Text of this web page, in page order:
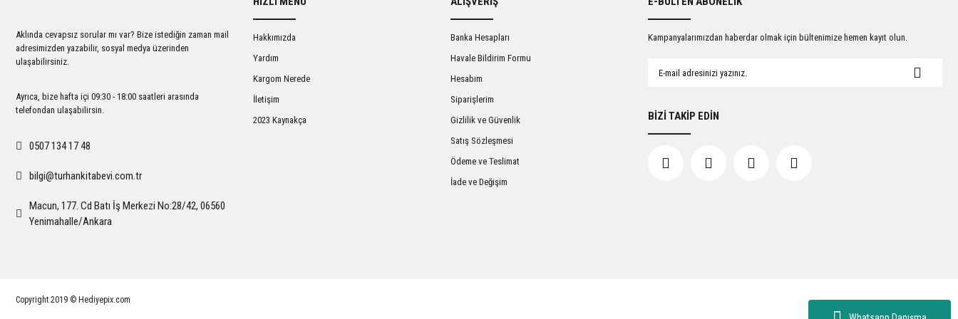
Ürün fiyatı diğer sitelerden daha pahalı.
Bu ürüne benzer farklı alternatifler olmalı.
Gönder
Aklında cevapsız sorular mı var? Bize istediğin zaman mail
adresimizden yazabilir, sosyal medya üzerinden
ulaşabilirsiniz.
Ayrıca, bize hafta içi 09:30 - 18:00 saatleri arasında
telefondan ulaşabilirsin.
0507 134 17 48
bilgi@turhankitabevi.com.tr
Macun, 177. Cd Batı İş Merkezi No:28/42, 06560
Yenimahalle/Ankara
Hakkımızda
Yardım
Kargom Nerede
İletişim
2023 Kaynakça
Banka Hesapları
Havale Bildirim Formu
Hesabım
Siparişlerim
Gizlilik ve Güvenlik
Satış Sözleşmesi
Ödeme ve Teslimat
İade ve Değişim
Kampanyalarımızdan haberdar olmak için bültenimize hemen kayıt olun.
BİZİ TAKİP EDİN
Copyright 2019 © Hediyepix.com